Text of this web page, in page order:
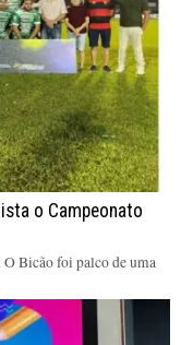
o Campeonato
Bicão foi palco de uma